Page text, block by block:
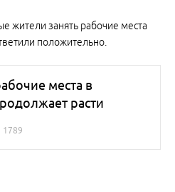
жители занять рабочие места
положительно.
места в
расти
1789